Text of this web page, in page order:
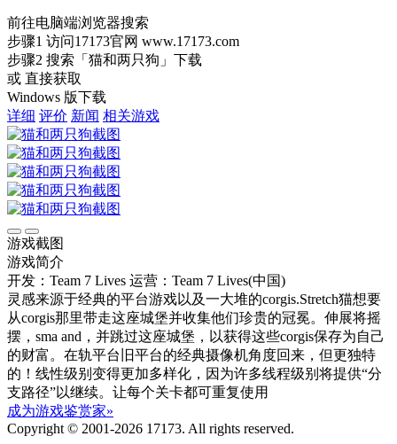
前往电脑端浏览器搜索
步骤1 访问17173官网 www.17173.com
步骤2 搜索 「猫和两只狗」 下载
或 直接获取
Windows 版下载
详细 评价 新闻 相关游戏
游戏截图
游戏简介
开发：Team 7 Lives 运营：Team 7 Lives(中国)
灵感来源于经典的平台游戏以及一大堆的corgis.Stretch猫想要
从corgis那里带走这座城堡并收集他们珍贵的冠冕。伸展将摇
摆，sma and，并跳过这座城堡，以获得这些corgis保存为自己
的财富。在轨平台旧平台的经典摄像机角度回来，但更独特
的！线性级别变得更加多样化，因为许多线程级别将提供“分
支路径”以继续。让每个关卡都可重复使用
成为游戏鉴赏家»
Copyright © 2001-2026 17173. All rights reserved.